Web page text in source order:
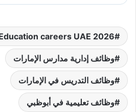
careers UAE 2026
وظائف إدارية مدارس الإمارات
وظائف التدريس في الإمارات
وظائف تعليمية في أبوظبي